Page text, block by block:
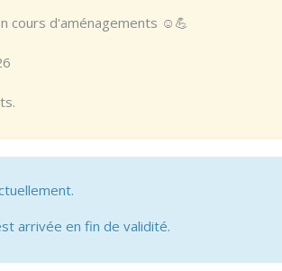
cours d'aménagements ☺️💪
arrivée en fin de validité.